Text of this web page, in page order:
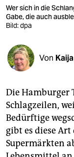
verlag
veranstaltungen
shop
fragen & hilfe
abo
genossenschaft
epaper login
Wer sich in die
Gabe, die auch
Bild: dpa
Von
Die Hamburger
Schlagzeilen,
Bedürftige
gibt es diese
Supermärkten